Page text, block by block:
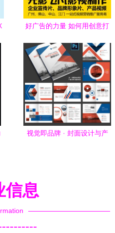
好广告的力量 如何用创意打
视觉即品牌 · 封面设计与产
信息